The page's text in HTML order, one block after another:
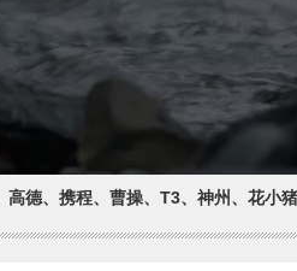
德、携程、曹操、T3、神州、花小